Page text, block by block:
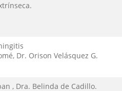
Dr. Orison Velásquez G.
, Dra. Belinda de Cadillo.